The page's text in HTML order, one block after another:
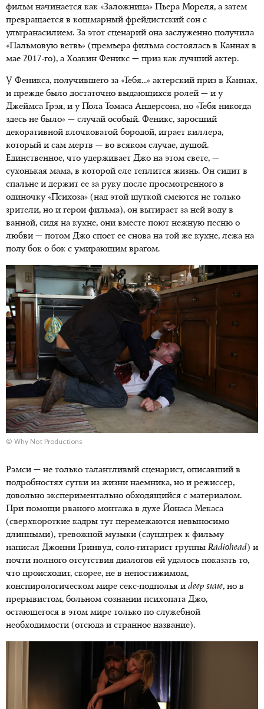
фильм начинается как «Заложница» Пьера Мореля, а затем
превращается в кошмарный фрейдистский сон с
ультранасилием. За этот сценарий она заслуженно получила
«Пальмовую ветвь» (премьера фильма состоялась в Каннах в
мае 2017-го), а Хоакин Феникс — приз как лучший актер.
У Феникса, получившего за «Тебя...» актерский приз в Каннах,
и прежде было достаточно выдающихся ролей — и у
Джеймса Грэя, и у Пола Томаса Андерсона, но «Тебя никогда
здесь не было» — случай особый. Феникс, заросший
декоративной клочковатой бородой, играет киллера,
который и сам мертв — во всяком случае, душой.
Единственное, что удерживает Джо на этом свете, —
сухонькая мама, в которой еле теплится жизнь. Он сидит в
спальне и держит ее за руку после просмотренного в
одиночку «Психоза» (над этой шуткой смеются не только
зрители, но и герои фильма), он вытирает за ней воду в
ванной, сидя на кухне, они вместе поют нежную песню о
любви — потом Джо споет ее снова на той же кухне, лежа на
полу бок о бок с умирающим врагом.
© Why Not Productions
Рэмси — не только талантливый сценарист, описавший в
подробностях сутки из жизни наемника, но и режиссер,
довольно экспериментально обходящийся с материалом.
При помощи рваного монтажа в духе Йонаса Мекаса
(сверхкороткие кадры тут перемежаются невыносимо
длинными), тревожной музыки (саундтрек к фильму
написал Джонни Гринвуд, соло-гитарист группыRadiohead ) и
почти полного отсутствия диалогов ей удалось показать то,
что происходит, скорее, не в непостижимом,
конспирологическом мире секс-подполья и deep state, но в
прерывистом, больном сознании психопата Джо,
остающегося в этом мире только по служебной
необходимости (отсюда и странное название).